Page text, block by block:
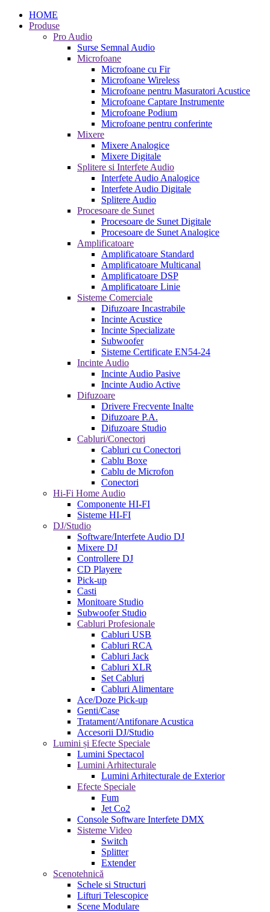
HOME
Produse
Pro Audio
Surse Semnal Audio
Microfoane
Microfoane cu Fir
Microfoane Wireless
Microfoane pentru Masuratori Acustice
Microfoane Captare Instrumente
Microfoane Podium
Microfoane pentru conferinte
Mixere
Mixere Analogice
Mixere Digitale
Splitere si Interfete Audio
Interfete Audio Analogice
Interfete Audio Digitale
Splitere Audio
Procesoare de Sunet
Procesoare de Sunet Digitale
Procesoare de Sunet Analogice
Amplificatoare
Amplificatoare Standard
Amplificatoare Multicanal
Amplificatoare DSP
Amplificatoare Linie
Sisteme Comerciale
Difuzoare Incastrabile
Incinte Acustice
Incinte Specializate
Subwoofer
Sisteme Certificate EN54-24
Incinte Audio
Incinte Audio Pasive
Incinte Audio Active
Difuzoare
Drivere Frecvente Inalte
Difuzoare P.A.
Difuzoare Studio
Cabluri/Conectori
Cabluri cu Conectori
Cablu Boxe
Cablu de Microfon
Conectori
Hi-Fi Home Audio
Componente HI-FI
Sisteme HI-FI
DJ/Studio
Software/Interfete Audio DJ
Mixere DJ
Controllere DJ
CD Playere
Pick-up
Casti
Monitoare Studio
Subwoofer Studio
Cabluri Profesionale
Cabluri USB
Cabluri RCA
Cabluri Jack
Cabluri XLR
Set Cabluri
Cabluri Alimentare
Ace/Doze Pick-up
Genti/Case
Tratament/Antifonare Acustica
Accesorii DJ/Studio
Lumini și Efecte Speciale
Lumini Spectacol
Lumini Arhitecturale
Lumini Arhitecturale de Exterior
Efecte Speciale
Fum
Jet Co2
Console Software Interfete DMX
Sisteme Video
Switch
Splitter
Extender
Scenotehnică
Schele si Structuri
Lifturi Telescopice
Scene Modulare